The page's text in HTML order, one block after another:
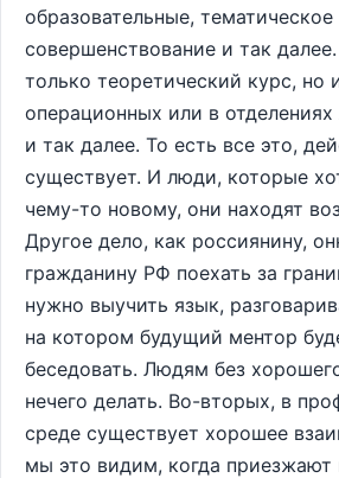
образовательные, тематическое
совершенствование и так
только теоретический курс, но
операционных или в
и так далее. То есть все это,
существует. И люди, которые
чему-то новому, они находят
Другое дело, как россиянину,
гражданину РФ поехать за
нужно выучить язык,
на котором будущий ментор
беседовать. Людям без
нечего делать. Во-вторых, в
среде существует хорошее
мы это видим, когда приезжают